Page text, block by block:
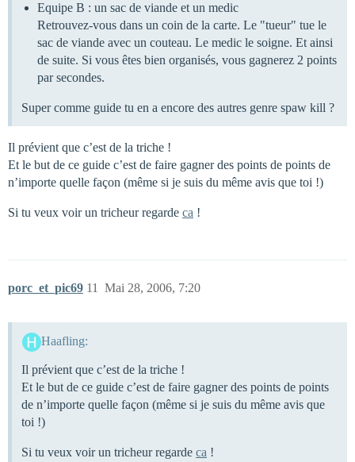
Equipe B : un sac de viande et un medic
Retrouvez-vous dans un coin de la carte. Le "tueur" tue le
sac de viande avec un couteau. Le medic le soigne. Et ainsi
de suite. Si vous êtes bien organisés, vous gagnerez 2 points
par secondes.
Super comme guide tu en a encore des autres genre spaw kill ?
Il prévient que c’est de la triche !
Et le but de ce guide c’est de faire gagner des points de points de
n’importe quelle façon (même si je suis du même avis que toi !)
Si tu veux voir un tricheur regarde ca !
porc_et_pic69 Mai 28, 2006, 7:20
11
Haafling:
Il prévient que c’est de la triche !
Et le but de ce guide c’est de faire gagner des points de points
de n’importe quelle façon (même si je suis du même avis que
toi !)
Si tu veux voir un tricheur regarde ca !